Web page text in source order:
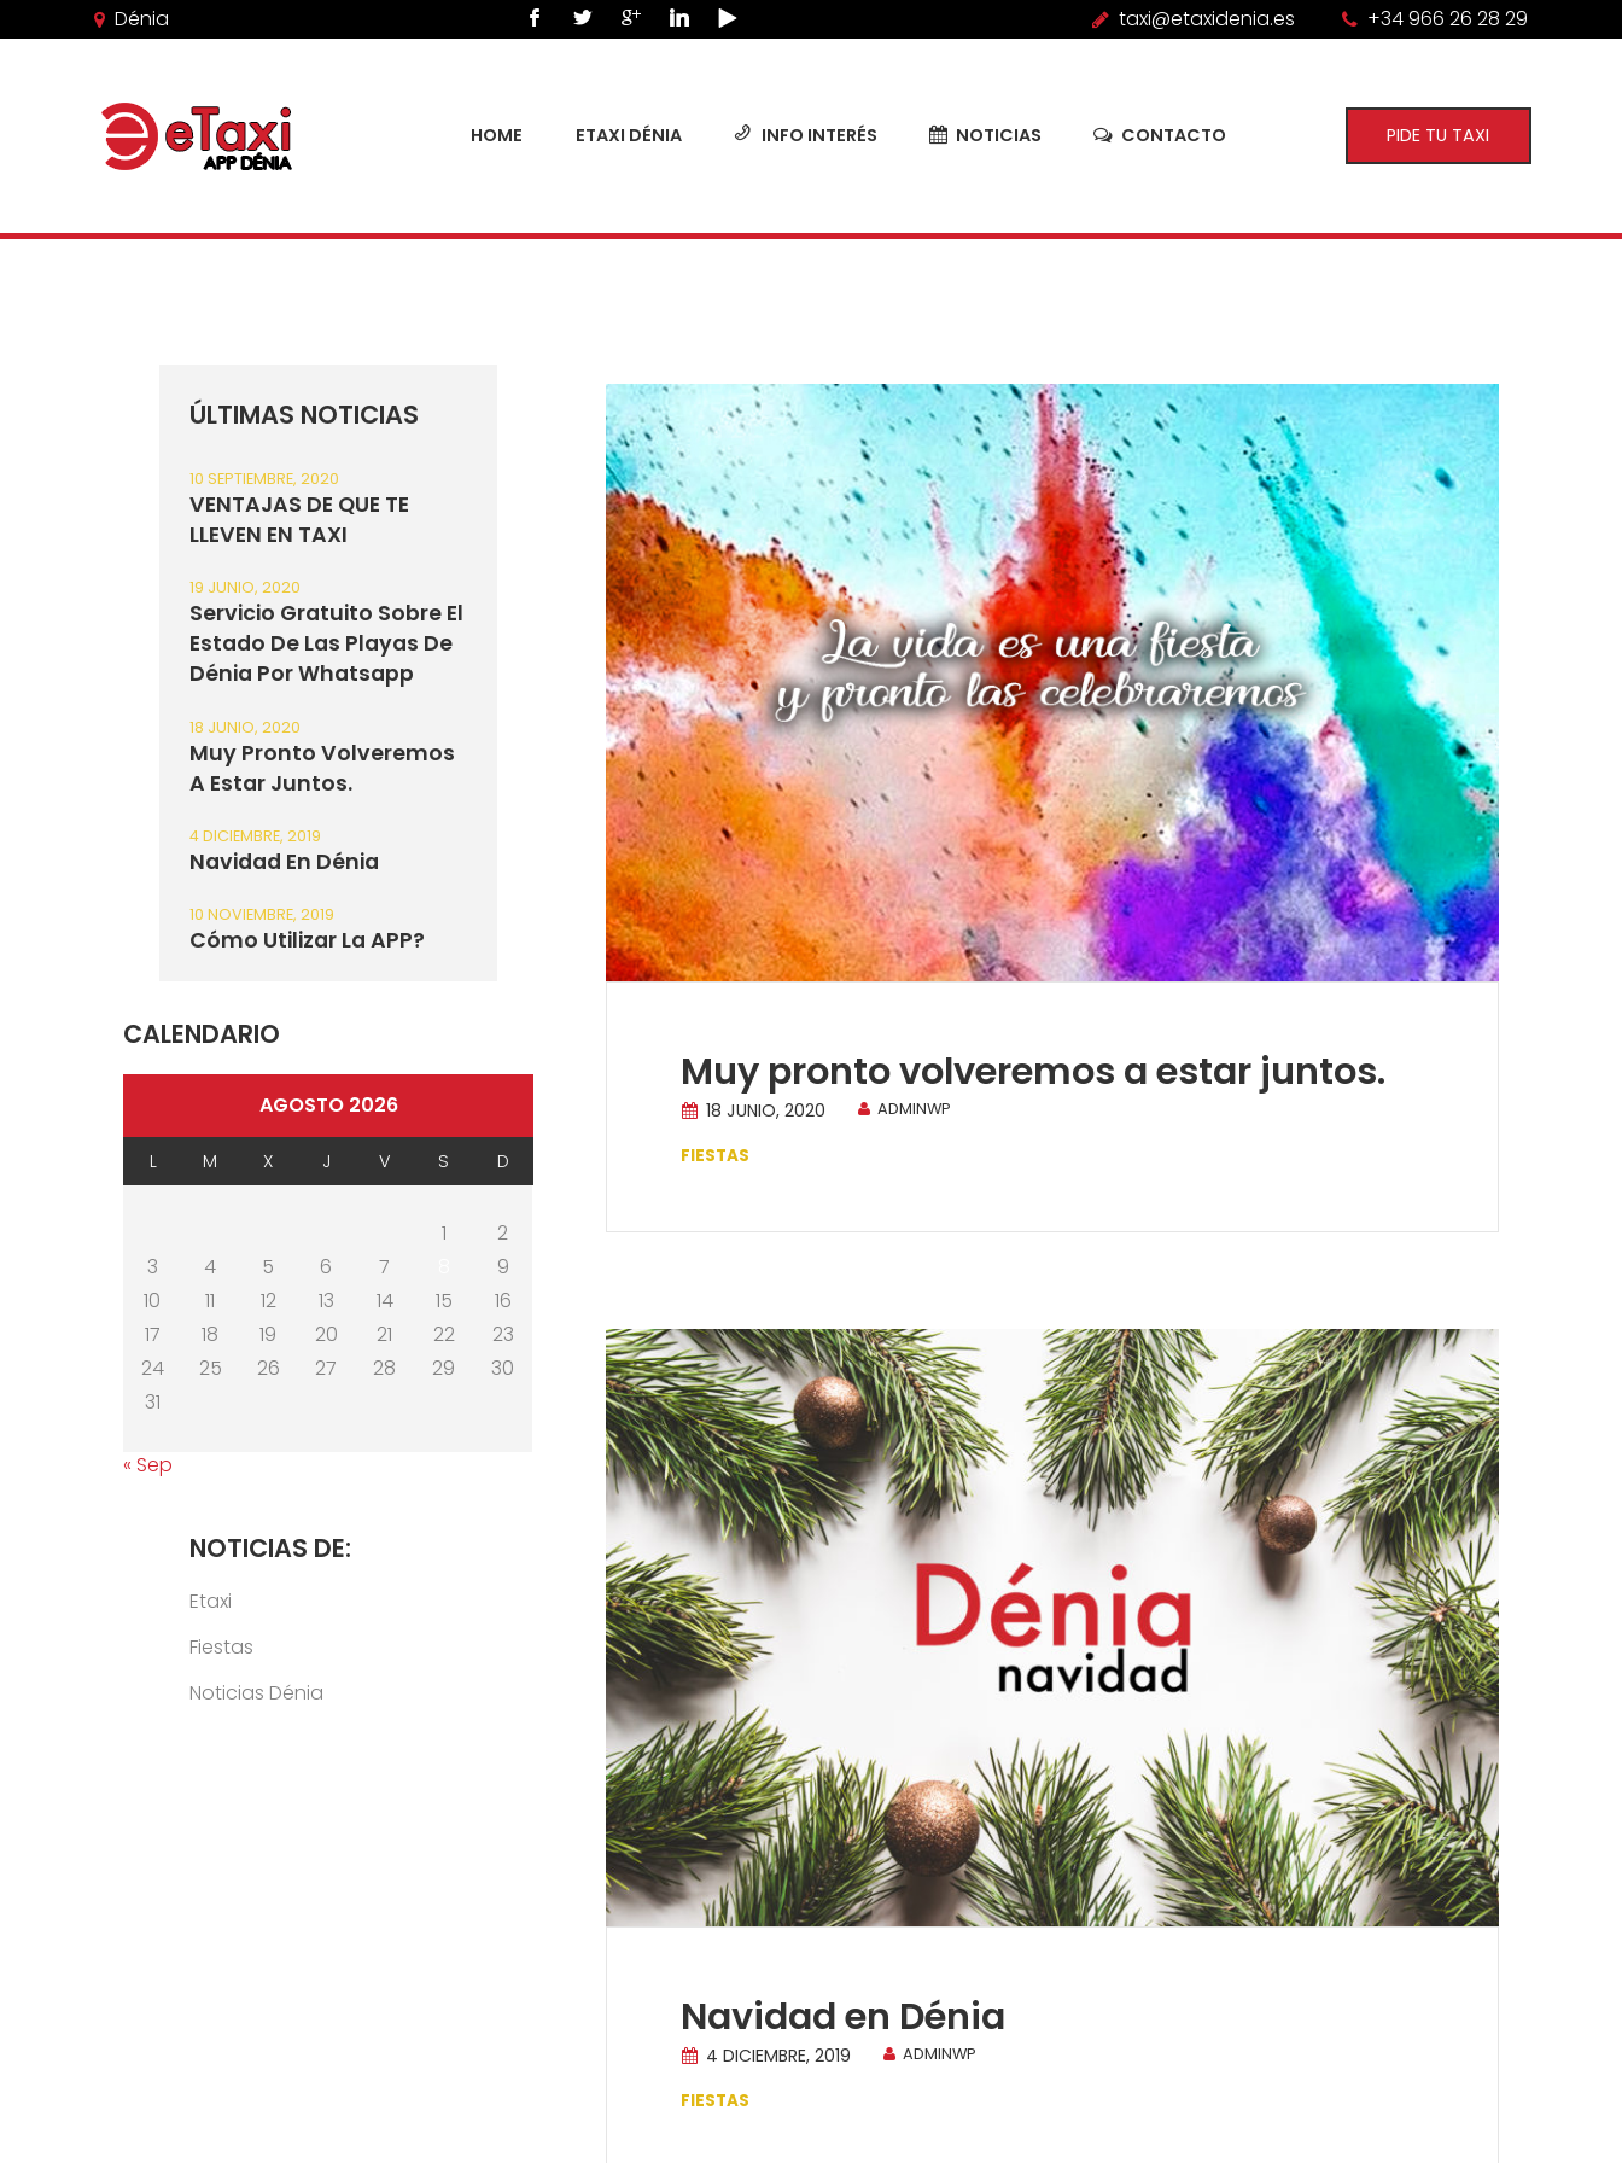
Dénia taxi@etaxidenia.es +34 966 26 28 29
HOME ETAXI DÉNIA INFO INTERÉS NOTICIAS CONTACTO PIDE TU TAXI
Muy pronto volveremos a estar juntos.
18 JUNIO, 2020 ADMINWP
FIESTAS
Navidad en Dénia
4 DICIEMBRE, 2019 ADMINWP
FIESTAS
ÚLTIMAS NOTICIAS
VENTAJAS DE QUE TE
LLEVEN EN TAXI
10 SEPTIEMBRE, 2020
Servicio Gratuito Sobre El
Estado De Las Playas De
Dénia Por Whatsapp
19 JUNIO, 2020
Muy Pronto Volveremos
A Estar Juntos.
18 JUNIO, 2020
Navidad En Dénia
4 DICIEMBRE, 2019
Cómo Utilizar La APP?
10 NOVIEMBRE, 2019
CALENDARIO
AGOSTO 2026
L M X J V S D
1
2
3
4 5 6 7
9
10
11 12 13 14 15
16
17
18 19 20 21 22
23
24
25 26 27 28 29
30
31
« Sep
NOTICIAS DE:
Etaxi
Fiestas
Noticias Dénia